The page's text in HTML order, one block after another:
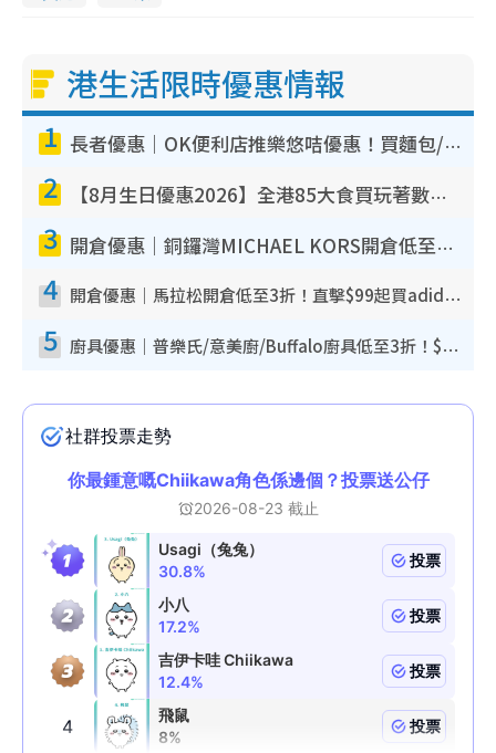
港生活限時優惠情報
1 長者優惠｜OK便利店推樂悠咭優惠！買麵包/牛奶/保健品拍卡即減
2 【8月生日優惠2026】全港85大食買玩著數攻略 自助餐/火鍋放題同行免費＋誠品/DONKI送現金券
3 開倉優惠｜銅鑼灣MICHAEL KORS開倉低至17折！直擊$500起買手袋/銀包/鞋款 必買經典Jet Set系列
4 開倉優惠｜馬拉松開倉低至3折！直擊$99起買adidas／New Balance／Puma鞋款 STANLEY保溫杯劈價至$119起
5 廚具優惠｜普樂氏/意美廚/Buffalo廚具低至3折！$89起買煎鍋／炒鑊／個人鍋 同場小家電激減至$99起